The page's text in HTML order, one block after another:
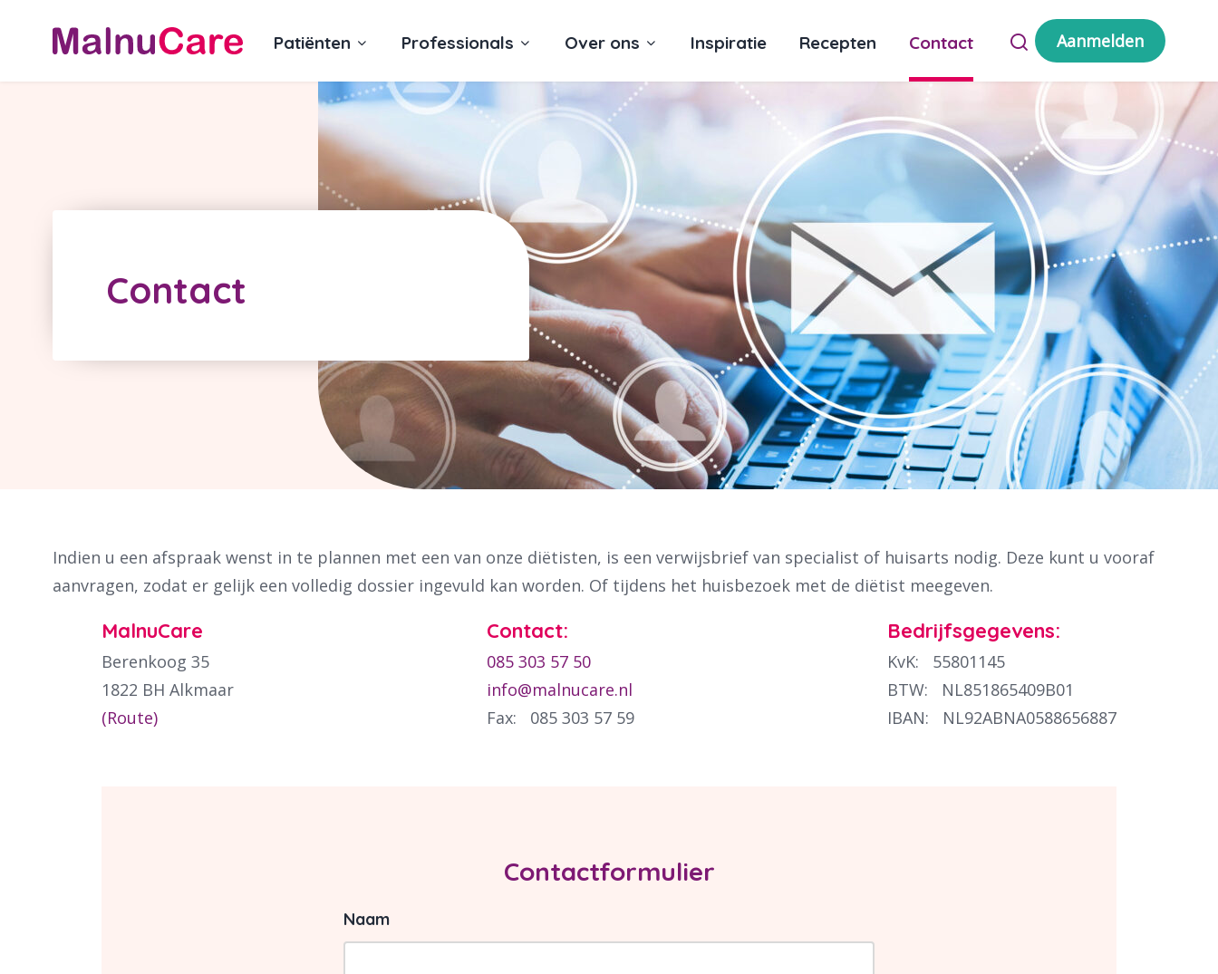
Patiënten Professionals Over ons Inspiratie Recepten Contact Aanmelden
Contact
Indien u een afspraak wenst in te plannen met een van onze diëtisten, is een verwijsbrief van specialist of huisarts nodig. Deze kunt u vooraf
aanvragen, zodat er gelijk een volledig dossier ingevuld kan worden. Of tijdens het huisbezoek met de diëtist meegeven.
MalnuCare
Berenkoog 35
1822 BH Alkmaar
(Route)
Contact:
085 303 57 50
info@malnucare.nl
Fax:
085 303 57 59
Bedrijfsgegevens:
KvK:
55801145
BTW:
NL851865409B01
IBAN:
NL92ABNA0588656887
Contactformulier
Naam